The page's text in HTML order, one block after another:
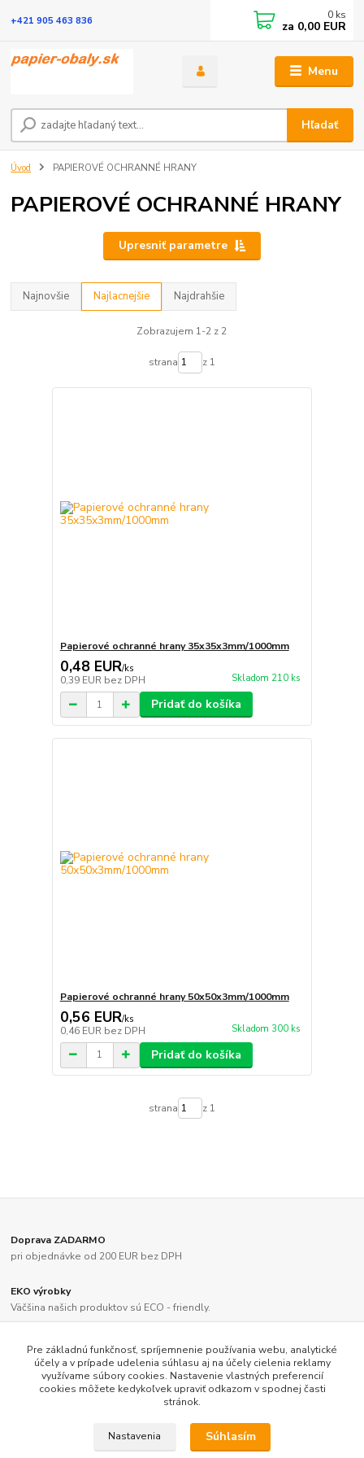
Menu
Hľadať
+421 905 463 836 0 ks
za 0,00 EUR
Úvod PAPIEROVÉ OCHRANNÉ HRANY
PAPIEROVÉ OCHRANNÉ HRANY
Upresniť parametre
Najnovšie Najlacnejšie Najdrahšie
Zobrazujem 1-2 z 2
strana z 1
Papierové ochranné hrany 35x35x3mm/1000mm
0,48 EUR/ks
0,39 EUR bez DPH Skladom 210 ks
Pridať do košíka
Papierové ochranné hrany 50x50x3mm/1000mm
0,56 EUR/ks
0,46 EUR bez DPH Skladom 300 ks
Pridať do košíka
strana z 1
Doprava ZADARMO
pri objednávke od 200 EUR bez DPH
EKO výrobky
Väčšina našich produktov sú ECO - friendly.
Sme slovenský výrobca a dodávateľ už viac ako 28 rokov
Rýchle dodanie tovaru
LEPAS, spol. s r.o. All rights reserved © 2017 - 2026
Pre základnú funkčnosť, spríjemnenie používania webu, analytické
účely a v prípade udelenia súhlasu aj na účely cielenia reklamy
využívame súbory cookies. Nastavenie vlastných preferencií
cookies môžete kedykoľvek upraviť odkazom v spodnej časti
stránok.
Nastavenia Súhlasím